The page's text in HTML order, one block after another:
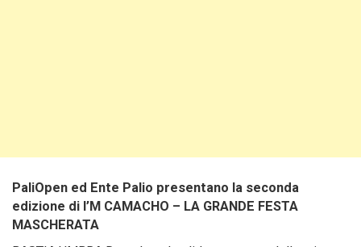
PaliOpen ed Ente Palio presentano la seconda
edizione di I’M CAMACHO – LA GRANDE FESTA
MASCHERATA